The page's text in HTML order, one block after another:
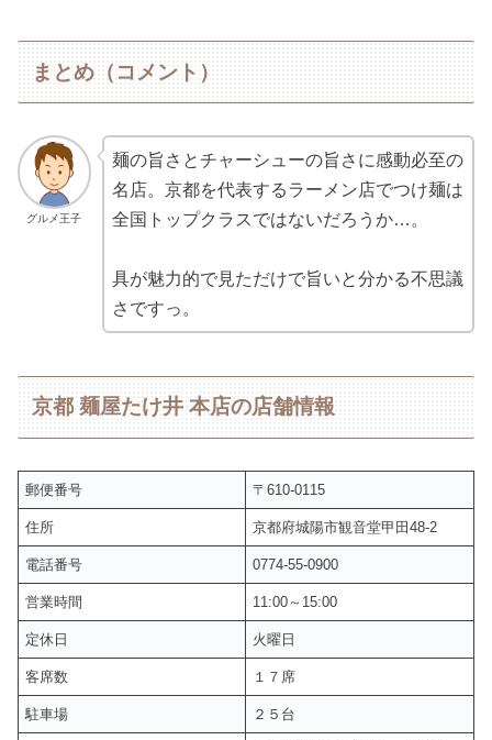
まとめ（コメント）
グルメ王子
麺の旨さとチャーシューの旨さに感動必至の
名店。京都を代表するラーメン店でつけ麺は
全国トップクラスではないだろうか…。
具が魅力的で見ただけで旨いと分かる不思議
さですっ。
京都 麺屋たけ井 本店の店舗情報
郵便番号 〒610-0115
住所 京都府城陽市観音堂甲田48-2
電話番号 0774-55-0900
営業時間 11:00～15:00
定休日 火曜日
客席数 １７席
駐車場 ２５台